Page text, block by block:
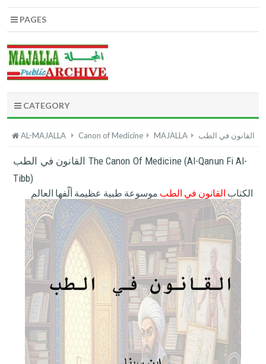
PAGES
CATEGORY
AL-MAJALLA Canon of Medicine MAJALLA القانون في الطب
القانون في الطب The Canon Of Medicine (Al-Qanun Fi Al-
Tibb)
الكتاب القانون في الطب موسوعة طبية عظيمة ألّفها العالم